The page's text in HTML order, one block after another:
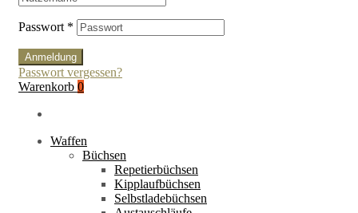
Passwort *
Anmeldung
Passwort vergessen?
Warenkorb 0
Waffen
Büchsen
Repetierbüchsen
Kipplaufbüchsen
Selbstladebüchsen